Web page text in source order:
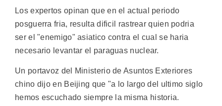
Los expertos opinan que en el actual periodo
posguerra fria, resulta dificil rastrear quien podria
ser el "enemigo" asiatico contra el cual se haria
necesario levantar el paraguas nuclear.
Un portavoz del Ministerio de Asuntos Exteriores
chino dijo en Beijing que "a lo largo del ultimo siglo
hemos escuchado siempre la misma historia.